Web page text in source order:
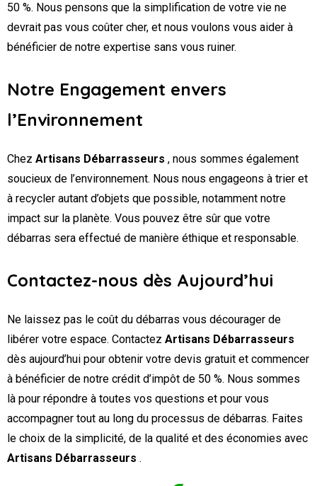
50 %. Nous pensons que la simplification de votre vie ne
devrait pas vous coûter cher, et nous voulons vous aider à
bénéficier de notre expertise sans vous ruiner.
Notre Engagement envers
l’Environnement
Chez Artisans Débarrasseurs , nous sommes également
soucieux de l’environnement. Nous nous engageons à trier et
à recycler autant d’objets que possible, notamment notre
impact sur la planète. Vous pouvez être sûr que votre
débarras sera effectué de manière éthique et responsable.
Contactez-nous dès Aujourd’hui
Ne laissez pas le coût du débarras vous décourager de
libérer votre espace. Contactez Artisans Débarrasseurs
dès aujourd’hui pour obtenir votre devis gratuit et commencer
à bénéficier de notre crédit d’impôt de 50 %. Nous sommes
là pour répondre à toutes vos questions et pour vous
accompagner tout au long du processus de débarras. Faites
le choix de la simplicité, de la qualité et des économies avec
Artisans Débarrasseurs .